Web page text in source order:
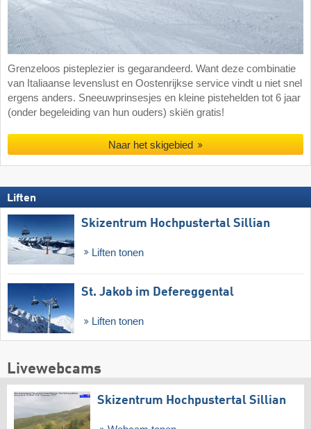
Grenzeloos pisteplezier is gegarandeerd. Want deze combinatie
van Italiaanse levenslust en Oostenrijkse service vindt u niet snel
ergens anders. Sneeuwprinsesjes en kleine pistehelden tot 6 jaar
(onder begeleiding van hun ouders) skiën gratis!
Naar het skigebied
Liften
Skizentrum Hochpustertal Sillian
Liften tonen
St. Jakob im Defereggental
Liften tonen
Livewebcams
Skizentrum Hochpustertal Sillian